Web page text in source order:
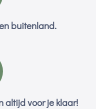
buitenland.
altijd voor je klaar!